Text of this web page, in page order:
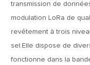
transmission de
modulation LoRa de
revêtement à trois
sel.Elle dispose de
fonctionne dans la